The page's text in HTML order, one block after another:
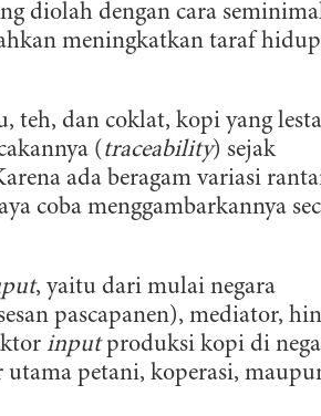
diolah dengan cara
meningkatkan taraf hidup
teh, dan coklat, kopi yang
( traceability) sejak
ada beragam variasi
coba menggambarkannya
, yaitu dari mulai negara
pascapanen), mediator,
inputproduksi kopi di
utama petani, koperasi,